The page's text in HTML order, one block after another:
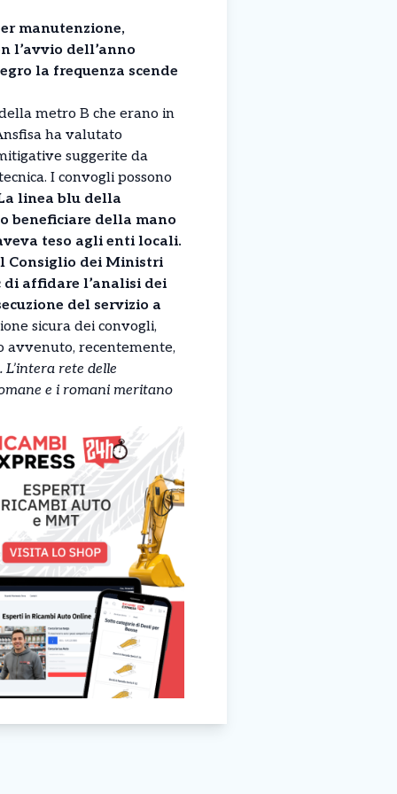
manutenzione,
l’avvio dell’anno
la frequenza scende
metro B che erano in
ha valutato
suggerite da
I convogli possono
linea blu della
beneficiare della mano
teso agli enti locali.
Consiglio dei Ministri
affidare l’analisi dei
del servizio a
sicura dei convogli,
avvenuto, recentemente,
rete delle
e i romani meritano